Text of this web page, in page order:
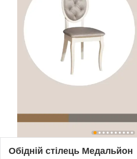
Обідній стілець Медальйон